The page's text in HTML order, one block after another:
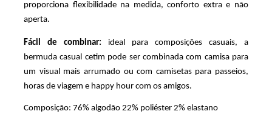
proporciona flexibilidade na medida, conforto extra e não
aperta.
Fácil de combinar: ideal para composições casuais, a
bermuda casual cetim pode ser combinada com camisa para
um visual mais arrumado ou com camisetas para passeios,
horas de viagem e happy hour com os amigos.
Composição: 76% algodão 22% poliéster 2% elastano